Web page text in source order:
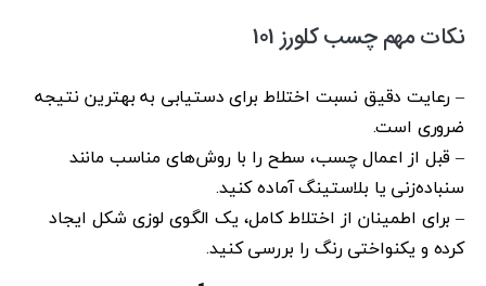
نکات مهم چسب کلورز 101
– رعایت دقیق نسبت اختلاط برای دستیابی به بهترین نتیجه
ضروری است.
– قبل از اعمال چسب، سطح را با روش‌های مناسب مانند
سنباده‌زنی یا بلاستینگ آماده کنید.
– برای اطمینان از اختلاط کامل، یک الگوی لوزی شکل ایجاد
کرده و یکنواختی رنگ را بررسی کنید.